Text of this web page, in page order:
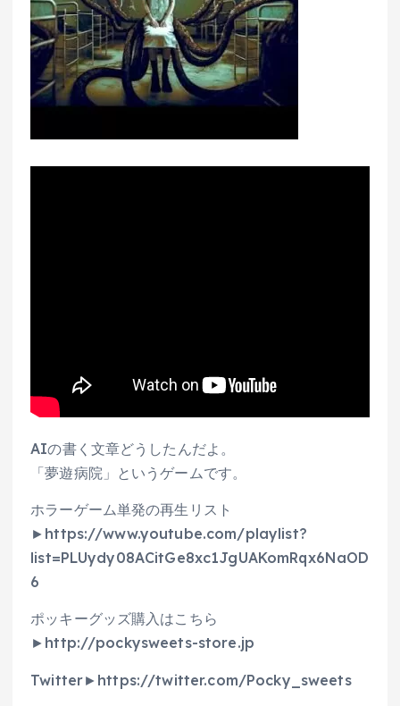
AIの書く文章どうしたんだよ。
「夢遊病院」というゲームです。
ホラーゲーム単発の再生リスト
►https://www.youtube.com/playlist?
list=PLUydy08ACitGe8xc1JgUAKomRqx6NaOD
6
ポッキーグッズ購入はこちら
►http://pockysweets-store.jp
Twitter►https://twitter.com/Pocky_sweets